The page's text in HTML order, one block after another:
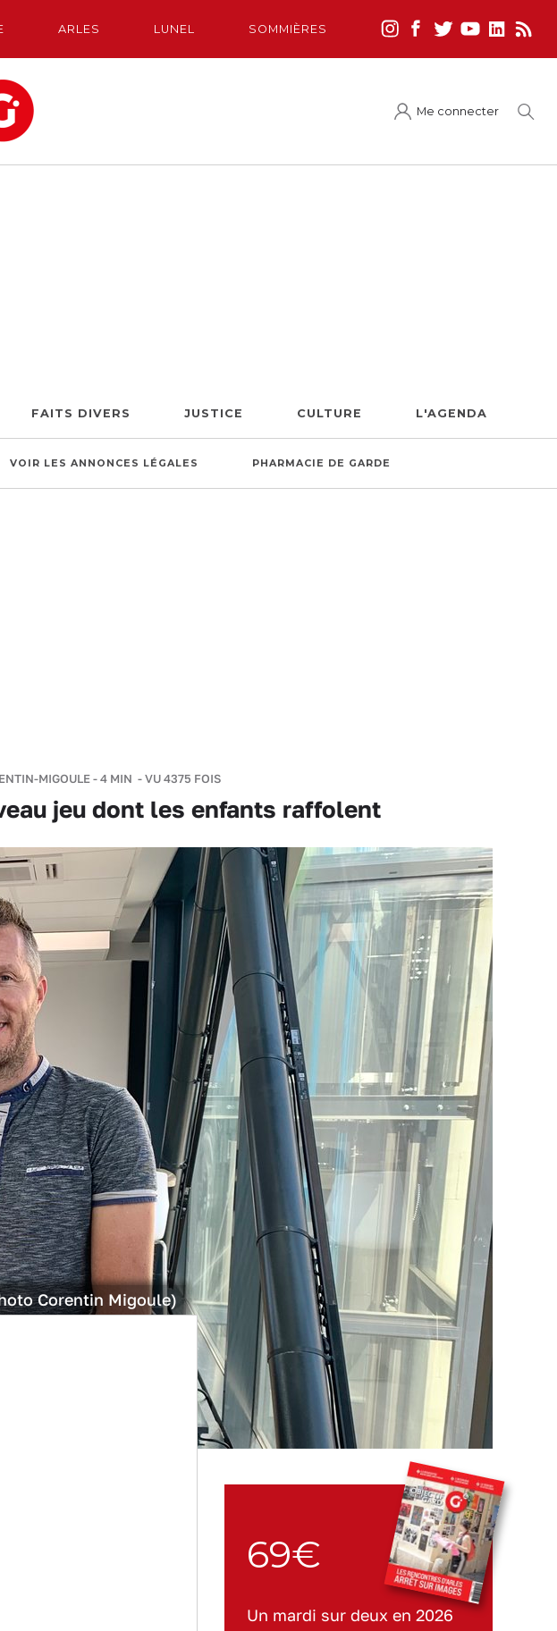
ARLES LUNEL SOMMIÈRES
Me connecter
FAITS DIVERS JUSTICE CULTURE L'AGENDA
VOIR LES ANNONCES LÉGALES PHARMACIE DE GARDE
MIGOULE-4 MIN - VU 4375 FOIS
jeu dont les enfants raffolent
Corentin Migoule)
69€
Un mardi sur deux en 2026